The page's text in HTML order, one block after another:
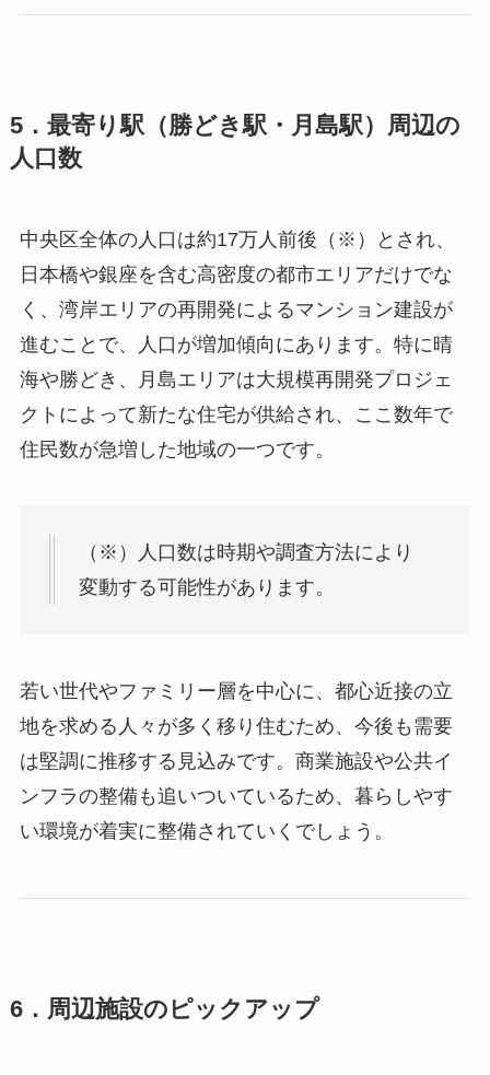
5．最寄り駅（勝どき駅・月島駅）周辺の
人口数
中央区全体の人口は約17万人前後（※）とされ、
日本橋や銀座を含む高密度の都市エリアだけでな
く、湾岸エリアの再開発によるマンション建設が
進むことで、人口が増加傾向にあります。特に晴
海や勝どき、月島エリアは大規模再開発プロジェ
クトによって新たな住宅が供給され、ここ数年で
住民数が急増した地域の一つです。
（※）人口数は時期や調査方法により
変動する可能性があります。
若い世代やファミリー層を中心に、都心近接の立
地を求める人々が多く移り住むため、今後も需要
は堅調に推移する見込みです。商業施設や公共イ
ンフラの整備も追いついているため、暮らしやす
い環境が着実に整備されていくでしょう。
6．周辺施設のピックアップ